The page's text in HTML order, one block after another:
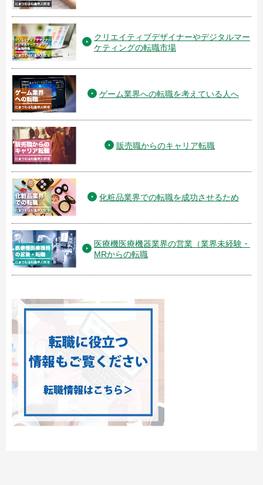
クリエイティブデザイナーやデジタルマー
ケティングの転職市場
ゲーム業界への転職を考えている人へ
販売職からのキャリア転職
化粧品業界での転職を成功させるため
医療機医療機器業界の営業（業界未経験・
MRからの転職